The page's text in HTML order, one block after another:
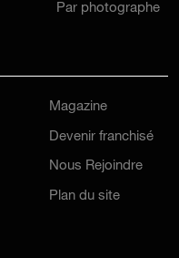
Par photographe
Magazine
Devenir franchisé
Nous Rejoindre
Plan du site